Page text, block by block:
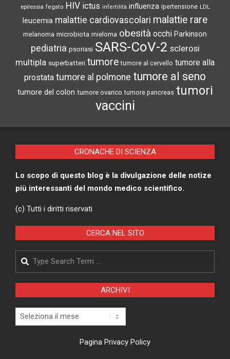
epilessia fegato HIV ictus infertilità influenza ipertensione LDL
leucemia malattie cardiovascolari malattie rare
melanoma microbiota mieloma obesità occhi Parkinson
pediatria psoriasi SARS-CoV-2 sclerosi
multipla superbatteri tumore tumore al cervello tumore alla
prostata tumore al polmone tumore al seno
tumore del colon tumore ovarico tumore pancreas tumori
vaccini
CRONACHE DI SCIENZA
Lo scopo di questo blog è la divulgazione delle notize
più interessanti del mondo medico scientifico.
(c) Tutti i diritti riservati
CERCA NEL SITO
Search
ARCHIVI
Archivi
Pagina Privacy Policy